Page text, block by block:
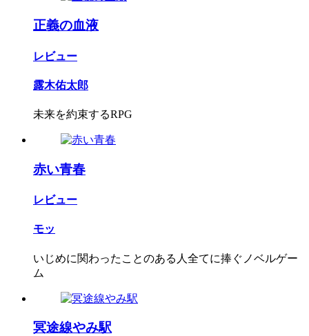
正義の血液
レビュー
露木佑太郎
未来を約束するRPG
赤い青春
レビュー
モッ
いじめに関わったことのある人全てに捧ぐノベルゲー
ム
冥途線やみ駅